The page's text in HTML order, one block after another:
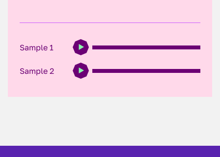
Sample 1
Sample 2